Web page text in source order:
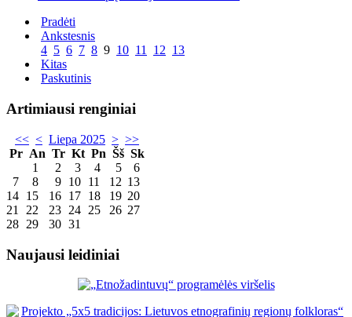
Pradėti
Ankstesnis
4 5 6 7 8 9 10 11 12 13
Kitas
Paskutinis
Artimiausi renginiai
<< < Liepa 2025 > >>
Pr An Tr Kt Pn Šš Sk
1
2 3 4 5
6
7
8 9 10 11 12 13
14 15 16 17 18 19 20
21
22 23 24 25 26 27
28 29 30 31
Naujausi leidiniai